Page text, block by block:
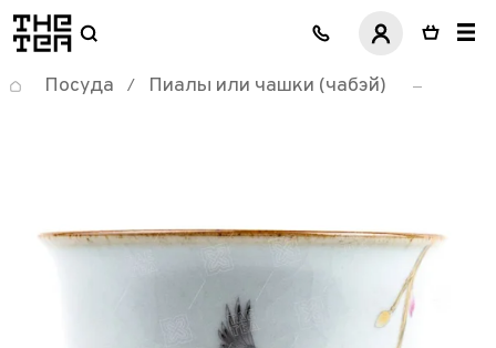
логотип
Посуда / Пиалы или чашки (чабэй)